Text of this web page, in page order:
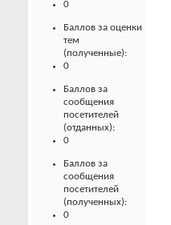
0
Баллов за оценки
тем
(полученные):
0
Баллов за
сообщения
посетителей
(отданных):
0
Баллов за
сообщения
посетителей
(полученных):
0